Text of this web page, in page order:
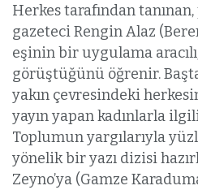
Herkes tarafından
gazeteci Rengin Alaz
eşinin bir uygulama
görüştüğünü öğrenir.
yakın çevresindeki
yayın yapan kadınlarla
Toplumun yargılarıyla
yönelik bir yazı dizisi
Zeyno’ya (Gamze